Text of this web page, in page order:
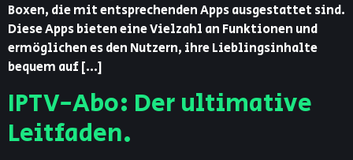
Boxen, die mit entsprechenden Apps ausgestattet sind.
Diese Apps bieten eine Vielzahl an Funktionen und
ermöglichen es den Nutzern, ihre Lieblingsinhalte
bequem auf […]
IPTV-Abo: Der ultimative
Leitfaden.